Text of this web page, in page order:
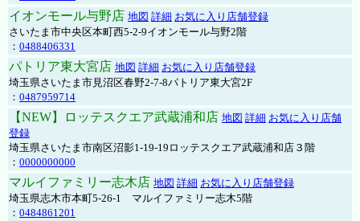
イオンモール与野店 地図 詳細 お気に入り店舗登録
さいたま市中央区本町西5-2-9イオンモール与野2階
： 0488406331
パトリア東大宮店 地図 詳細 お気に入り店舗登録
埼玉県さいたま市見沼区春野2-7-8パトリア東大宮2F
： 0487959714
【NEW】ロッテスクエア武蔵浦和店 地図 詳細 お気に入り店舗
登録
埼玉県さいたま市南区沼影1-19-19ロッテスクエア武蔵浦和店３階
： 0000000000
マルイファミリー志木店 地図 詳細 お気に入り店舗登録
埼玉県志木市本町5-26-1 マルイファミリー志木5階
： 0484861201